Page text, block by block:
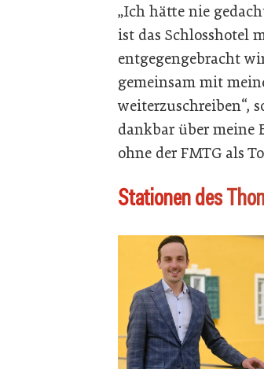
„Ich hätte nie
ist das Schlosshotel
entgegengebracht
gemeinsam mit
weiterzuschreiben“,
dankbar über meine
ohne der FMTG als
Stationen des